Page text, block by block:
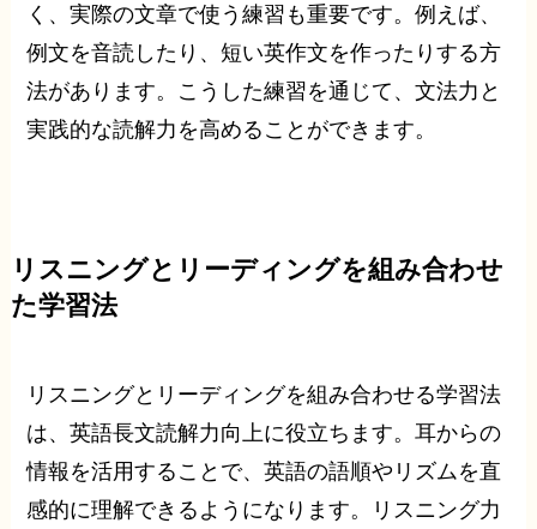
く、実際の文章で使う練習も重要です。例えば、
例文を音読したり、短い英作文を作ったりする方
法があります。こうした練習を通じて、文法力と
実践的な読解力を高めることができます。
リスニングとリーディングを組み合わせ
た学習法
リスニングとリーディングを組み合わせる学習法
は、英語長文読解力向上に役立ちます。耳からの
情報を活用することで、英語の語順やリズムを直
感的に理解できるようになります。リスニング力